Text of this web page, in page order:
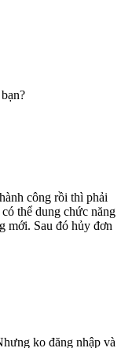
công rồi thì phải
thể dung chức năng
mới. Sau đó hủy đơn
ko đăng nhập và